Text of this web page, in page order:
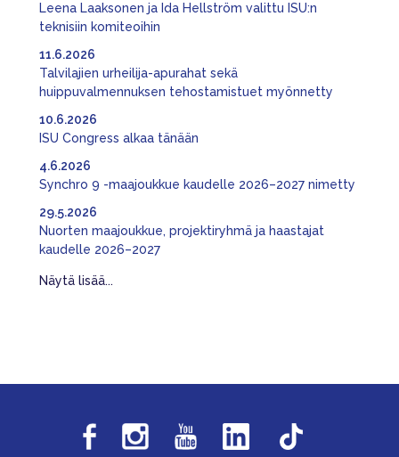
Leena Laaksonen ja Ida Hellström valittu ISU:n
teknisiin komiteoihin
Talvilajien urheilija-apurahat sekä
huippuvalmennuksen tehostamistuet myönnetty
11.6.2026
ISU Congress alkaa tänään
10.6.2026
Synchro 9 -maajoukkue kaudelle 2026–2027 nimetty
4.6.2026
Nuorten maajoukkue, projektiryhmä ja haastajat
kaudelle 2026–2027
29.5.2026
Näytä lisää...